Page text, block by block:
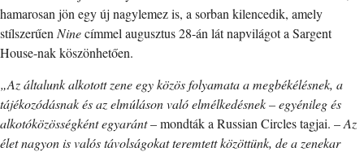
hamarosan jön egy új nagylemez is, a sorban kilencedik, amely
stílszerűen Ninecímmel augusztus 28-án lát napvilágot a Sargent
House-nak köszönhetően.
„Az általunk alkotott zene egy közös folyamata a megbékélésnek, a
tájékozódásnak és az elmúláson való elmélkedésnek – egyénileg és
alkotóközösségként egyaránt– mondták a Russian Circles tagjai. –Az
élet nagyon is valós távolságokat teremtett közöttünk, de a zenekar